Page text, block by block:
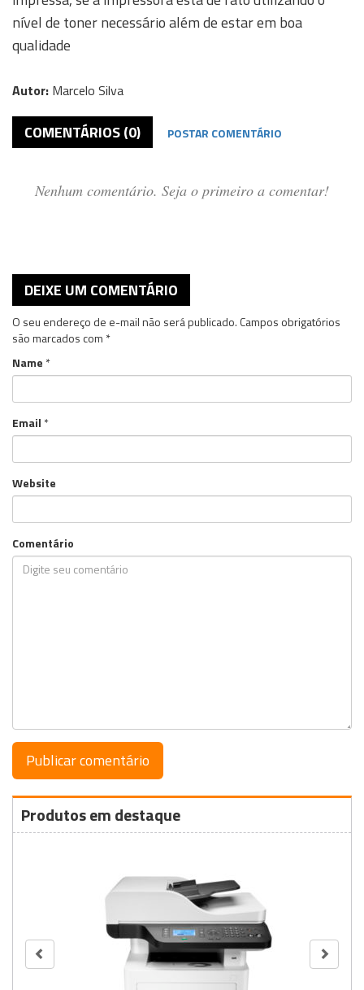
nível de toner necessário além de estar em boa
qualidade
Autor: Marcelo Silva
COMENTÁRIOS (0) POSTAR COMENTÁRIO
Nenhum comentário. Seja o primeiro a comentar!
DEIXE UM COMENTÁRIO
O seu endereço de e-mail não será publicado. Campos obrigatórios
são marcados com *
Name *
Email *
Website
Comentário
Produtos em destaque